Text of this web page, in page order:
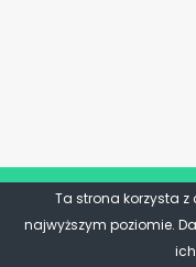
Ta strona korzysta z
najwyższym poziomie.